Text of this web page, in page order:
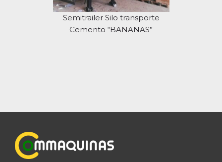
Semitrailer Silo transporte
Cemento “BANANAS”